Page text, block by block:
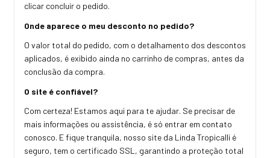
clicar concluir o pedido.
Onde aparece o meu desconto no pedido?
O valor total do pedido, com o detalhamento dos descontos
aplicados, é exibido ainda no carrinho de compras, antes da
conclusão da compra.
O site é confiável?
Com certeza! Estamos aqui para te ajudar. Se precisar de
mais informações ou assistência, é só entrar em contato
conosco. E fique tranquila, nosso site da Linda Tropicalli é
seguro, tem o certificado SSL, garantindo a proteção total